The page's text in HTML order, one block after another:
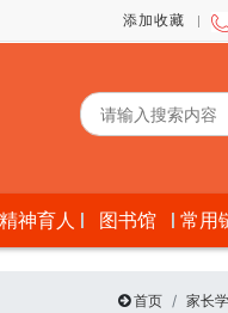
添加收藏
神育人 图书馆 常用
首页 家长